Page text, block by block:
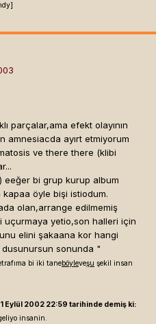
parçalar,ama efekt olayının
amnesiacda ayırt etmiyorum
ve there there (klibi
eeğer bi grup kurup album
kapaa öyle bişi istiodum.
olan,arrange edilmemiş
uçurmaya yetio,son halleri için
elini şakaana kor hangi
sonunda "
bi iki taneböyleveşu şekil insan
Eylül 2002 22:59 tarihinde demiş ki:
insanin.